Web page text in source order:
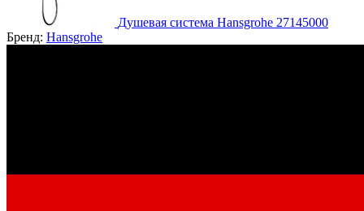
Душевая система Hansgrohe 27145000
Бренд: Hansgrohe